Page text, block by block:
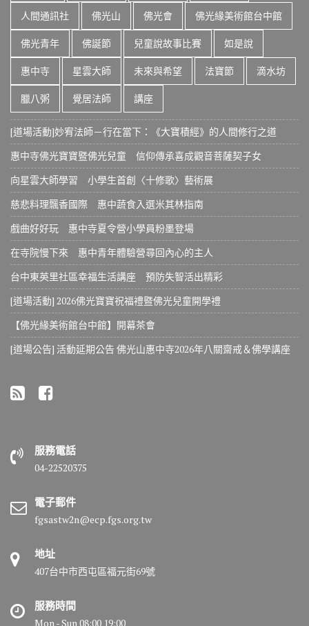
e
人間通訊社 佛光山 佛光會 佛光緣美術館台中館
佛光青年 佛誕節 兒童說故事比賽 如是說
惠中寺 星雲大師 未來與希望 法寶節 滴水坊
臘八粥 覺居法師 講座
[道場活動]妙宥法師－行在當下：《大寶積經》的人間修行之道
惠中寺佛光寶寶暨佛光兒童 信仰傳承喜成觀音菩薩契子女
向星雲大師學習 小學生首創〈十修歌〉藝術展
慈悲料理飄香國際 惠中蔬食入選米其林指南
戲曲好好玩 惠中寺夏令營小學員粉墨登場
在寺院慢下來 惠中青年體驗營尋回內心的主人
台中東英里社區幸福生活講座 預防失智活出精彩
[道場活動] 2026佛光寶寶祝福禮暨佛光兒童開學禮
【佛光緣美術館台中館】開幕茶會
[道場公告] 活動延期公告 佛光山惠中寺2026年八關齋戒＆佛學講座
服務電話
04-22520375
電子郵件
fgsastw2n@ecp.fgs.org.tw
地址
407台中市西屯區福元街69號
服務時間
Mon - Sun 08:00 19:00